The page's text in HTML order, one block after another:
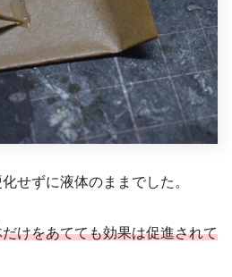
せずに液体のままでした。
けをあてても効果は促進されて